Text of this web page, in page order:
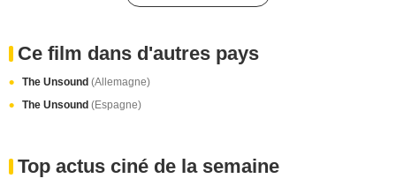
Ce film dans d'autres pays
The Unsound (Allemagne)
The Unsound (Espagne)
Top actus ciné de la semaine